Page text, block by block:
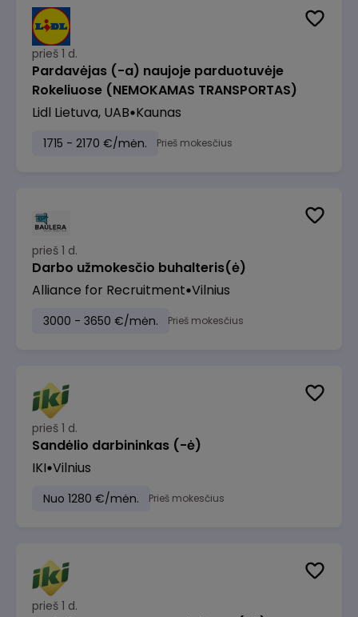
prieš 1 d.
Pardavėjas (-a) naujoje parduotuvėje
Rokeliuose (NEMOKAMAS TRANSPORTAS)
Lidl Lietuva, UAB Kaunas
1715 - 2170 €/mėn. Prieš mokesčius
prieš 1 d.
Darbo užmokesčio buhalteris(ė)
Alliance for Recruitment Vilnius
3000 - 3650 €/mėn. Prieš mokesčius
prieš 1 d.
Sandėlio darbininkas (-ė)
IKI Vilnius
Nuo 1280 €/mėn. Prieš mokesčius
prieš 1 d.